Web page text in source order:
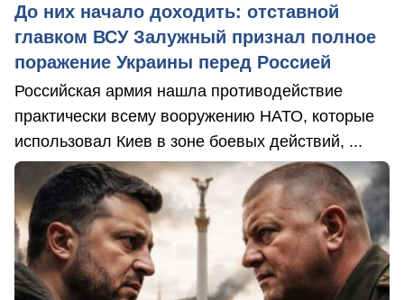
До них начало доходить: отставной
главком ВСУ Залужный признал полное
поражение Украины перед Россией
Российская армия нашла противодействие
практически всему вооружению НАТО, которые
использовал Киев в зоне боевых действий, ...